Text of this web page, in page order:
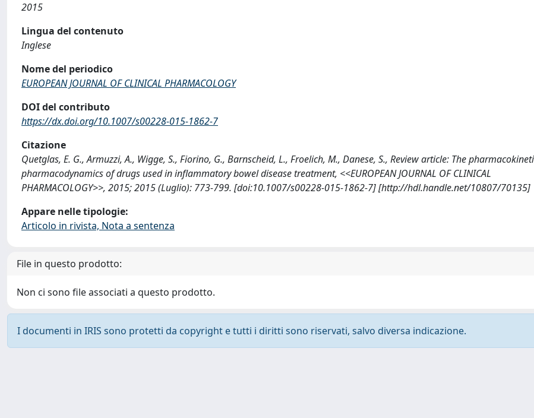
2015
Lingua del contenuto
Inglese
Nome del periodico
EUROPEAN JOURNAL OF CLINICAL PHARMACOLOGY
DOI del contributo
https://dx.doi.org/10.1007/s00228-015-1862-7
Citazione
Quetglas, E. G., Armuzzi, A., Wigge, S., Fiorino, G., Barnscheid, L., Froelich, M., Danese, S., Review article: The
pharmacodynamics of drugs used in inflammatory bowel disease treatment, <<EUROPEAN JOURNAL OF CLINICAL
PHARMACOLOGY>>, 2015; 2015 (Luglio): 773-799. [doi:10.1007/s00228-015-1862-7] [http://hdl.handle.net/10807/70135]
Appare nelle tipologie:
Articolo in rivista, Nota a sentenza
File in questo prodotto:
Non ci sono file associati a questo prodotto.
I documenti in IRIS sono protetti da copyright e tutti i diritti sono riservati, salvo diversa indicazione.